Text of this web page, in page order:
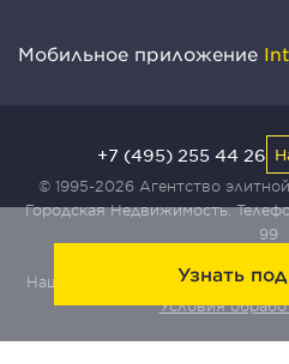
Узнать
Мобильное приложение
© 1995-2026 Агентство
Городская Недвижимость.
99
Наш сайт защищен с помощью
Условия
+7 (495) 255 44 26